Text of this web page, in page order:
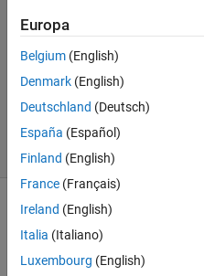
Aggiornato
41
Visualizzazioni
(30 giorni)
Europa
Belgium (English)
Denmark (English)
Deutschland (Deutsch)
España (Español)
Finland (English)
France (Français)
Ireland (English)
Italia (Italiano)
Luxembourg (English)